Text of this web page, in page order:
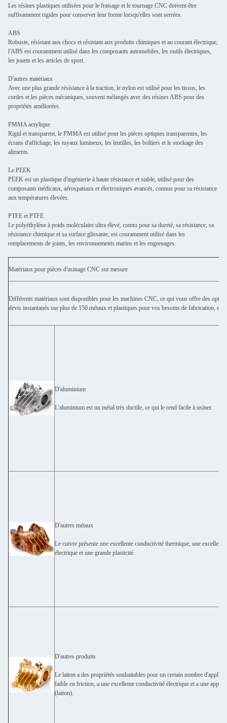
Les résines plastiques utilisées pour le fraisage et le tournage CNC doivent être
suffisamment rigides pour conserver leur forme lorsqu'elles sont serrées.
ABS
Robuste, résistant aux chocs et résistant aux produits chimiques et au courant électrique,
l'ABS est couramment utilisé dans les composants automobiles, les outils électriques,
les jouets et les articles de sport.
D'autres matériaux
Avec une plus grande résistance à la traction, le nylon est utilisé pour les tissus, les
cordes et les pièces mécaniques, souvent mélangés avec des résines ABS pour des
propriétés améliorées.
PMMA acrylique
Rigid et transparent, le PMMA est utilisé pour les pièces optiques transparentes, les
écrans d'affichage, les tuyaux lumineux, les lentilles, les boîtiers et le stockage des
aliments.
Le PEEK
PEEK est un plastique d'ingénierie à haute résistance et stable, utilisé pour des
composants médicaux, aérospatiaux et électroniques avancés, connus pour sa résistance
aux températures élevées.
PTFE et PTFE
Le polyéthylène à poids moléculaire ultra élevé, connu pour sa dureté, sa résistance, sa
résistance chimique et sa surface glissante, est couramment utilisé dans les
remplacements de joints, les environnements marins et les engrenages.
Matériaux pour pièces d'usinage CNC sur mesure
Différents matériaux sont disponibles pour les machines CNC, ce qui vous offre des
devis instantanés sur plus de 150 métaux et plastiques pour vos besoins de fabrication,
D'aluminium
L'aluminium est un métal très ductile, ce qui le rend facile à usiner.
D'autres métaux
Le cuivre présente une excellente conductivité thermique, une
électrique et une grande plasticité.
D'autres produits
Le laiton a des propriétés souhaitables pour un certain nombre
faible en friction, a une excellente conductivité électrique et a une
(laiton).